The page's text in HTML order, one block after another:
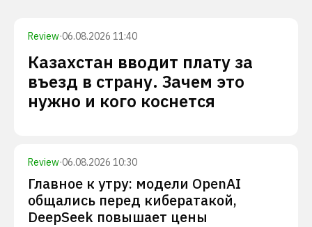
Review·06.08.2026 11:40
Казахстан вводит плату за
въезд в страну. Зачем это
нужно и кого коснется
Review·06.08.2026 10:30
Главное к утру: модели OpenAI
общались перед кибератакой,
DeepSeek повышает цены